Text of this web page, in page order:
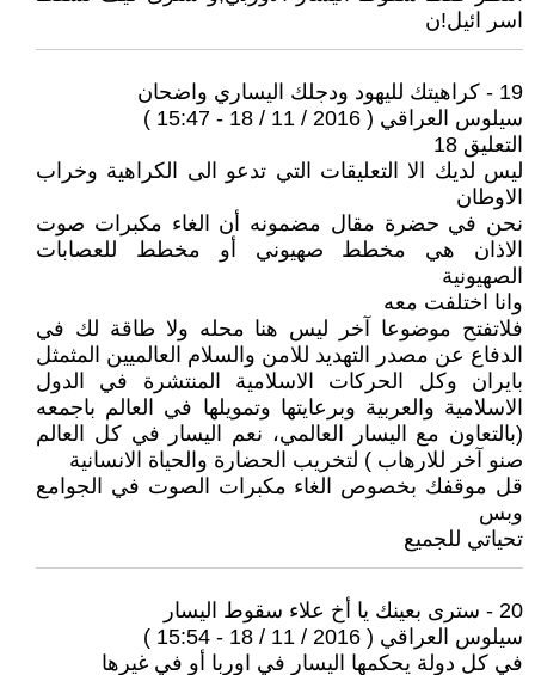
اسر ائيل!ن
19 - كراهيتك لليهود ودجلك اليساري واضحان
سيلوس العراقي ( 2016 / 11 / 18 - 15:47 )
التعليق 18
ليس لديك الا التعليقات التي تدعو الى الكراهية وخراب
الاوطان
نحن في حضرة مقال مضمونه أن الغاء مكبرات صوت
الاذان هي مخطط صهيوني أو مخطط للعصابات
الصهيونية
وانا اختلفت معه
فلاتفتح موضوعا آخر ليس هنا محله ولا طاقة لك في
الدفاع عن مصدر التهديد للامن والسلام العالميين المثمثل
بايران وكل الحركات الاسلامية المنتشرة في الدول
الاسلامية والعربية وبرعايتها وتمويلها في العالم باجمعه
(بالتعاون مع اليسار العالمي، نعم اليسار في كل العالم
صنو آخر للارهاب ) لتخريب الحضارة والحياة الانسانية
قل موقفك بخصوص الغاء مكبرات الصوت في الجوامع
وبس
تحياتي للجميع
20 - سترى بعينك يا أخ علاء سقوط اليسار
سيلوس العراقي ( 2016 / 11 / 18 - 15:54 )
في كل دولة يحكمها اليسار في اوربا أو في غيرها